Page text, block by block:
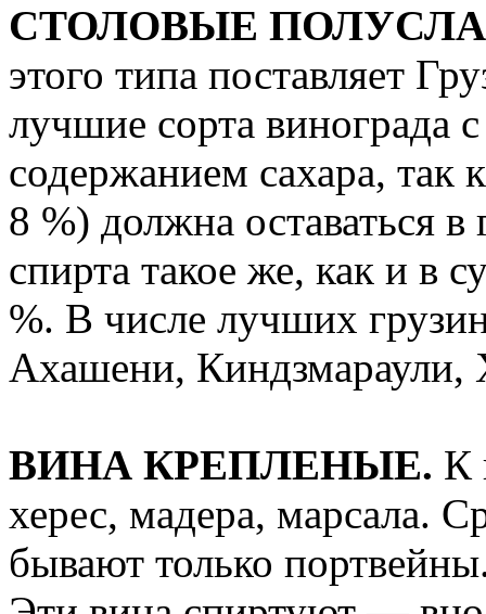
СТОЛОВЫЕ
этого типа поставляет
лучшие сорта винограда
содержанием сахара, так
8 %) должна оставаться
спирта такое же, как и в
%. В числе лучших
Ахашени, Киндзмараули,
ВИНА КРЕПЛЕНЫЕ. К
херес, мадера, марсала.
бывают только